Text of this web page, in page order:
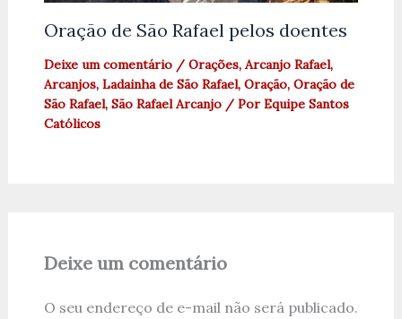
Oração de São Rafael pelos doentes
Deixe um comentário / Orações, Arcanjo Rafael,
Arcanjos, Ladainha de São Rafael, Oração, Oração de
São Rafael, São Rafael Arcanjo/ Por Equipe Santos
Católicos
Deixe um comentário
O seu endereço de e-mail não será publicado.